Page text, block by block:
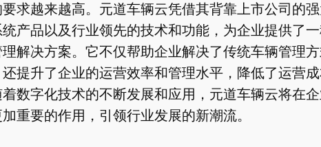
求越来越高。元道车辆云凭借其背靠上市公司的
产品以及行业领先的技术和功能，为企业提供了
解决方案。它不仅帮助企业解决了传统车辆管理
提升了企业的运营效率和管理水平，降低了运营
着数字化技术的不断发展和应用，元道车辆云将在
重要的作用，引领行业发展的新潮流。